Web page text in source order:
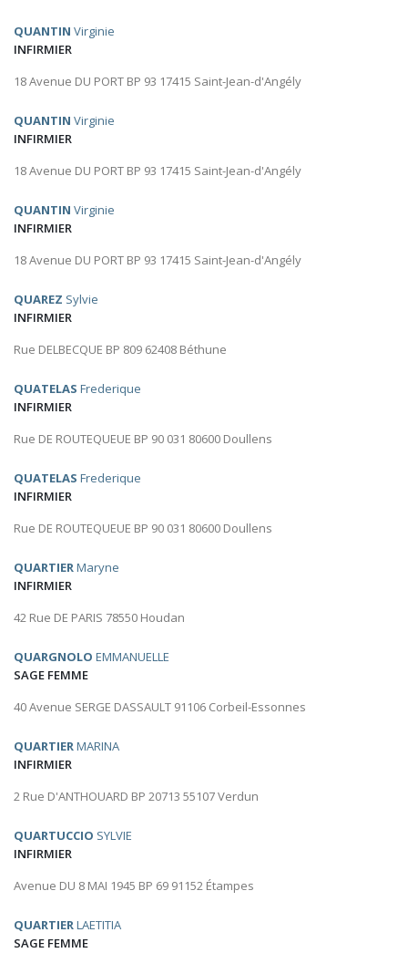
QUANTIN Virginie
INFIRMIER
18 Avenue DU PORT BP 93 17415 Saint-Jean-d'Angély
QUANTIN Virginie
INFIRMIER
18 Avenue DU PORT BP 93 17415 Saint-Jean-d'Angély
QUANTIN Virginie
INFIRMIER
18 Avenue DU PORT BP 93 17415 Saint-Jean-d'Angély
QUAREZ Sylvie
INFIRMIER
Rue DELBECQUE BP 809 62408 Béthune
QUATELAS Frederique
INFIRMIER
Rue DE ROUTEQUEUE BP 90 031 80600 Doullens
QUATELAS Frederique
INFIRMIER
Rue DE ROUTEQUEUE BP 90 031 80600 Doullens
QUARTIERMaryne
INFIRMIER
42 Rue DE PARIS 78550 Houdan
QUARGNOLO EMMANUELLE
SAGE FEMME
40 Avenue SERGE DASSAULT 91106 Corbeil-Essonnes
QUARTIERMARINA
INFIRMIER
2 Rue D'ANTHOUARD BP 20713 55107 Verdun
QUARTUCCIO SYLVIE
INFIRMIER
Avenue DU 8 MAI 1945 BP 69 91152 Étampes
QUARTIERLAETITIA
SAGE FEMME